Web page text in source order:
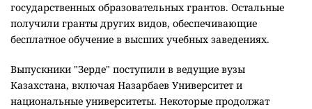
государственных образовательных грантов. Остальные
получили гранты других видов, обеспечивающие
бесплатное обучение в высших учебных заведениях.
Выпускники "Зерде" поступили в ведущие вузы
Казахстана, включая Назарбаев Университет и
национальные университеты. Некоторые продолжат